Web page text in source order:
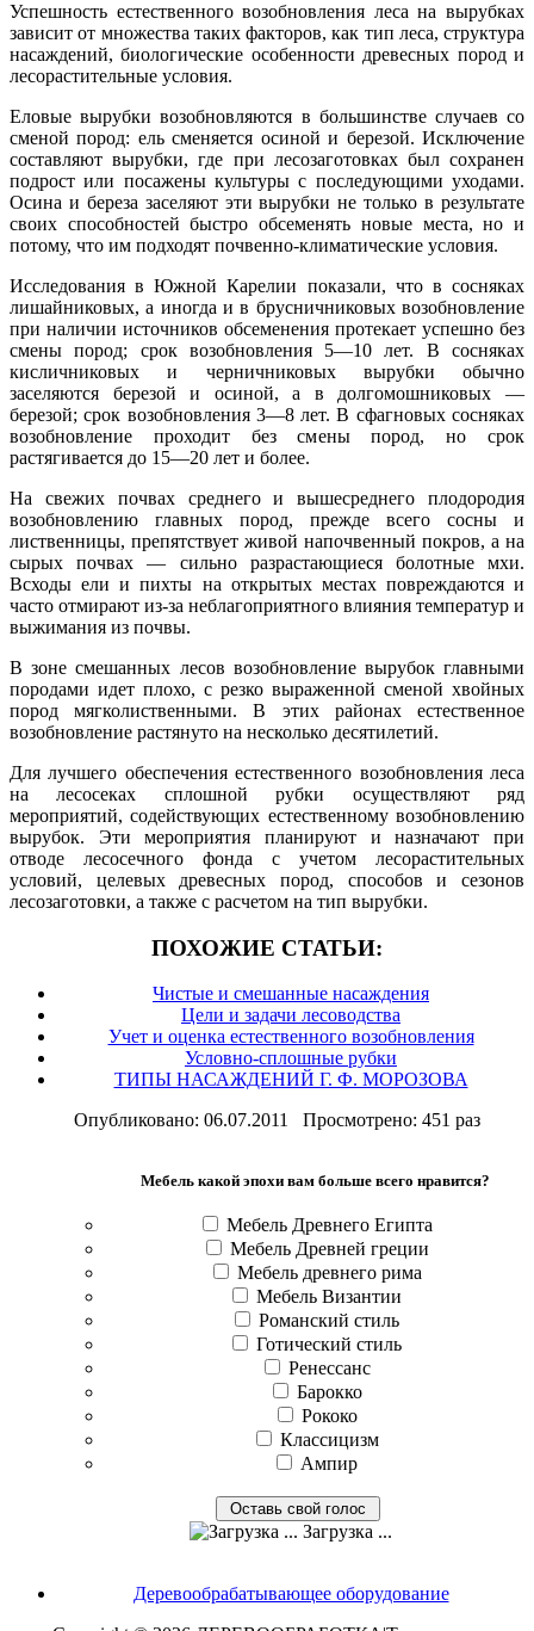
Успешность естественного возобновления леса на вырубках
зависит от множества таких факторов, как тип леса, структура
насаждений, биологические особенности древесных пород и
лесорастительные условия.
Еловые вырубки возобновляются в большинстве случаев со
сменой пород: ель сменяется осиной и березой. Исключение
составляют вырубки, где при лесозаготовках был сохранен
подрост или посажены культуры с последующими уходами.
Осина и береза заселяют эти вырубки не только в результате
своих способностей быстро обсеменять новые места, но и
потому, что им подходят почвенно-климатические условия.
Исследования в Южной Карелии показали, что в сосняках
лишайниковых, а иногда и в брусничниковых возобновление
при наличии источников обсеменения протекает успешно без
смены пород; срок возобновления 5—10 лет. В сосняках
кисличниковых и черничниковых вырубки обычно
заселяются березой и осиной, а в долгомошниковых —
березой; срок возобновления 3—8 лет. В сфагновых сосняках
возобновление проходит без смены пород, но срок
растягивается до 15—20 лет и более.
На свежих почвах среднего и вышесреднего плодородия
возобновлению главных пород, прежде всего сосны и
лиственницы, препятствует живой напочвенный покров, а на
сырых почвах — сильно разрастающиеся болотные мхи.
Всходы ели и пихты на открытых местах повреждаются и
часто отмирают из-за неблагоприятного влияния температур и
выжимания из почвы.
В зоне смешанных лесов возобновление вырубок главными
породами идет плохо, с резко выраженной сменой хвойных
пород мягколиственными. В этих районах естественное
возобновление растянуто на несколько десятилетий.
Для лучшего обеспечения естественного возобновления леса
на лесосеках сплошной рубки осуществляют ряд
мероприятий, содействующих естественному возобновлению
вырубок. Эти мероприятия планируют и назначают при
отводе лесосечного фонда с учетом лесорастительных
условий, целевых древесных пород, способов и сезонов
лесозаготовки, а также с расчетом на тип вырубки.
ПОХОЖИЕ СТАТЬИ:
Чистые и смешанные насаждения
Цели и задачи лесоводства
Учет и оценка естественного возобновления
Условно-сплошные рубки
ТИПЫ НАСАЖДЕНИЙ Г. Ф. МОРОЗОВА
Опубликовано: 06.07.2011 Просмотрено: 451 раз
Мебель какой эпохи вам больше всего нравится?
Мебель Древнего Египта
Мебель Древней греции
Мебель древнего рима
Мебель Византии
Романский стиль
Готический стиль
Ренессанс
Барокко
Рококо
Классицизм
Ампир
Загрузка ...
Деревообрабатывающее оборудование